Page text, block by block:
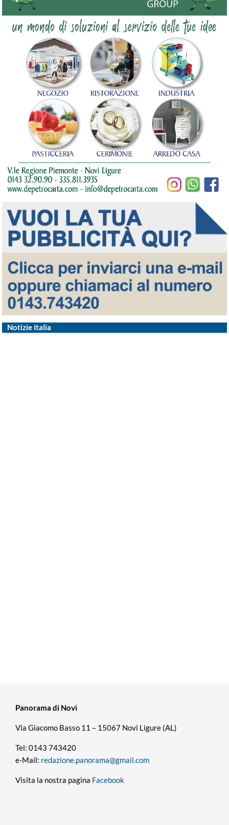
Notizie italia
Panorama di Novi
Via Giacomo Basso 11 – 15067 Novi Ligure (AL)
Tel: 0143 743420
e-Mail: redazione.panorama@gmail.com
Visita la nostra pagina Facebook